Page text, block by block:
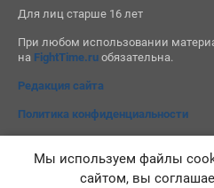
Для лиц старше 16 лет
При любом использовании
на FightTime.ruобязательна.
Редакция сайта
Политика конфиденциальности
Мы используем файлы
сайтом, вы